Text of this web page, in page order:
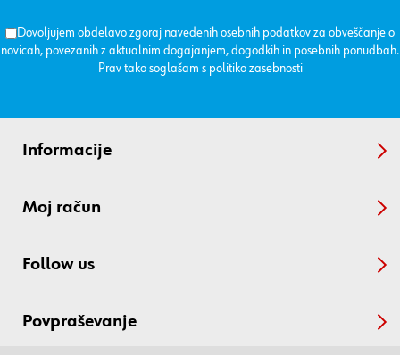
Dovoljujem obdelavo zgoraj navedenih osebnih podatkov za obveščanje o
novicah, povezanih z aktualnim dogajanjem, dogodkih in posebnih ponudbah.
Prav tako soglašam s politiko zasebnosti
Informacije
Moj račun
Follow us
Povpraševanje